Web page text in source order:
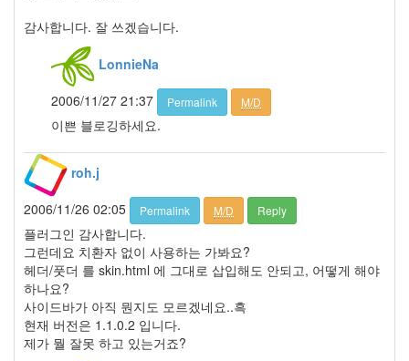
감사합니다. 잘 쓰겠습니다.
LonnieNa
2006/11/27 21:37
Permalink M/D
이쁜 블로깅하세요.
roh.j
2006/11/26 02:05
Permalink M/D Reply
플러그인 감사합니다.
그런데요 치환자 없이 사용하는 가봐요?
헤더/풋더 를 skin.html 에 그대로 삽입해도 안되고, 어떻게 해야
하나요?
사이드바가 아직 뭔지도 모르겠네요..흑
현재 버전은 1.1.0.2 입니다.
제가 뭘 잘못 하고 있는거죠?
3
2008
월
6
2008
년
월
7
2008
년
3
월
6